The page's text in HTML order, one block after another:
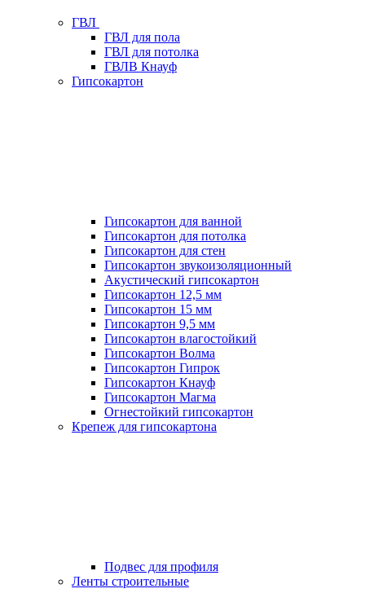
ГВЛ
ГВЛ для пола
ГВЛ для потолка
ГВЛВ Кнауф
Гипсокартон
Гипсокартон для ванной
Гипсокартон для потолка
Гипсокартон для стен
Гипсокартон звукоизоляционный
Акустический гипсокартон
Гипсокартон 12,5 мм
Гипсокартон 15 мм
Гипсокартон 9,5 мм
Гипсокартон влагостойкий
Гипсокартон Волма
Гипсокартон Гипрок
Гипсокартон Кнауф
Гипсокартон Магма
Огнестойкий гипсокартон
Крепеж для гипсокартона
Подвес для профиля
Ленты строительные